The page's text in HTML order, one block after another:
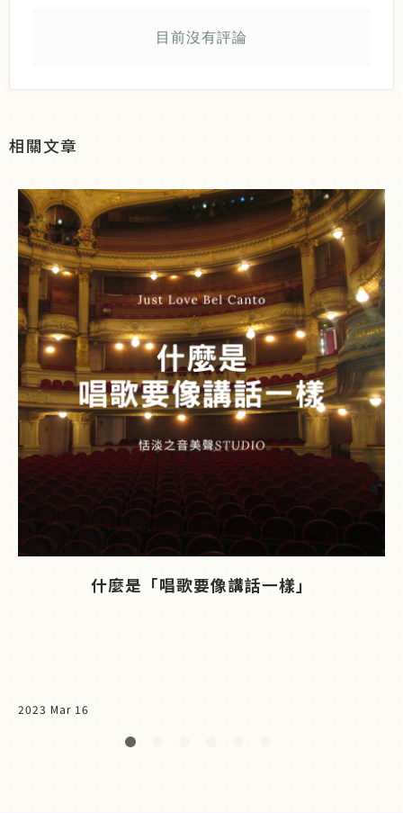
目前沒有評論
相關文章
什麼是「唱歌要像講話一樣」
2023 Mar 16